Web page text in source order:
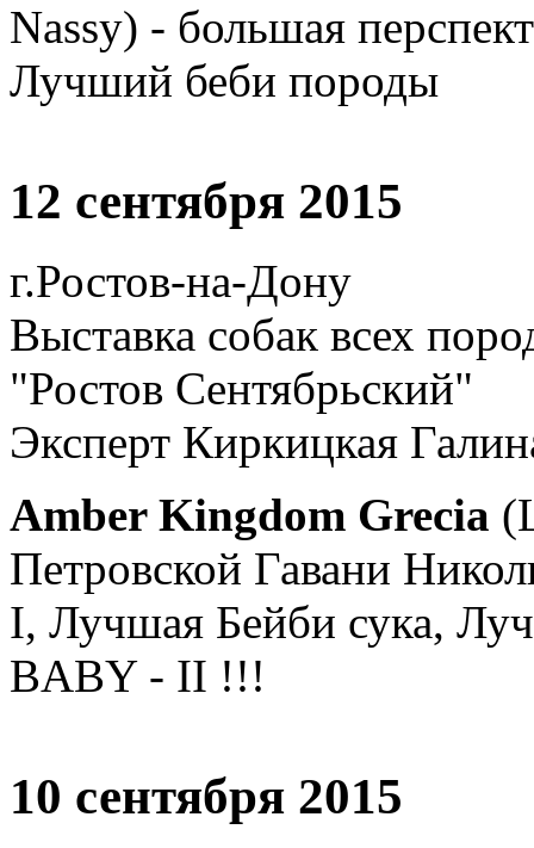
Nassy) - большая
Лучший беби породы
12 сентября 2015
г.Ростов-на-Дону
Выставка собак всех
"Ростов Сентябрьский"
Эксперт Киркицкая
Amber Kingdom Grecia
Петровской Гавани
I, Лучшая Бейби сука,
BABY - II !!!
10 сентября 2015